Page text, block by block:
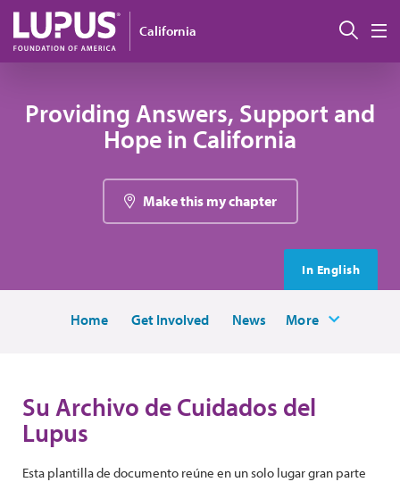
Pasar al contenido principal
California
Providing Answers, Support and
Hope in California
Make this my chapter
In English
Home Get Involved News More
Su Archivo de Cuidados del
Lupus
Esta plantilla de documento reúne en un solo lugar gran parte